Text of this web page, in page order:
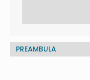
PREAMBULA